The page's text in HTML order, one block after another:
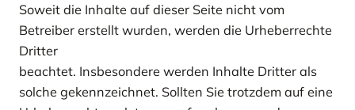
Soweit die Inhalte auf dieser Seite nicht vom
Betreiber erstellt wurden, werden die Urheberrechte
Dritter
beachtet. Insbesondere werden Inhalte Dritter als
solche gekennzeichnet. Sollten Sie trotzdem auf eine